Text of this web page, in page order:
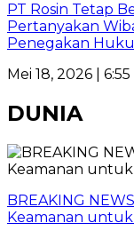
PT Rosin Tetap
Pertanyakan
Penegakan
Mei 18, 2026 |
DUNIA
BREAKING
Keamanan untuk